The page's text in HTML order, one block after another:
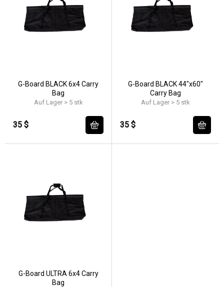
G-Board BLACK 6x4 Carry
Bag
Auf Lager > 5 stk
35 $
G-Board BLACK 44"x60"
Carry Bag
Auf Lager > 5 stk
35 $
G-Board ULTRA 6x4 Carry
Bag